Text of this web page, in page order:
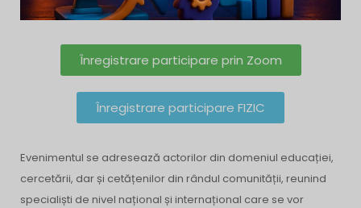
Înregistrare participare prin Zoom
Înregistrare participare FIZIC
Evenimentul se adresează actorilor din domeniul educației,
cercetării, dar și cetățenilor din rândul comunității, reunind
specialiști de nivel național și internațional care se vor